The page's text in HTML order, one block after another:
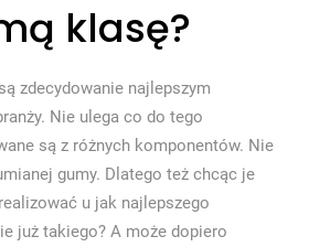
klasę?
zdecydowanie najlepszym
Nie ulega co do tego
są z różnych komponentów. Nie
gumy. Dlatego też chcąc je
u jak najlepszego
już takiego? A może dopiero